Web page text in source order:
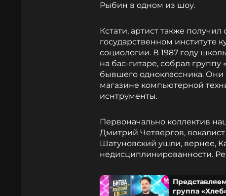
Рыбин в одном из шоу.
Кстати, артист также
государственном институте
социологии. В 1987 году
на бас-гитаре, собрал
бывшего одноклассника. Они
магазине компьютерной
иснтрументы.
Первоначально коллектив
Дмитрий Четвергов,
Шатуновский ушли, вернее,
недисциплинированности.
группа